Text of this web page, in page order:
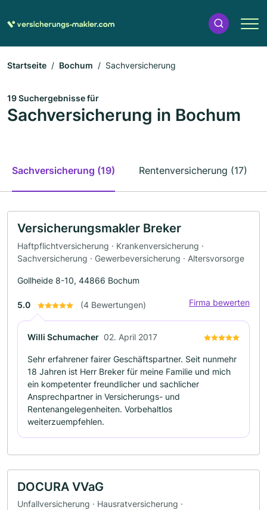
Startseite Bochum Sachversicherung
19 Suchergebnisse für
Sachversicherung in Bochum
Sachversicherung (19) Rentenversicherung (17)
Versicherungsmakler Breker
Haftpflichtversicherung · Krankenversicherung ·
Sachversicherung · Gewerbeversicherung · Altersvorsorge
Gollheide 8-10, 44866 Bochum
5.0 (4 Bewertungen) Firma bewerten
Willi Schumacher 02. April 2017
Sehr erfahrener fairer Geschäftspartner. Seit nunmehr
18 Jahren ist Herr Breker für meine Familie und mich
ein kompetenter freundlicher und sachlicher
Ansprechpartner in Versicherungs- und
Rentenangelegenheiten. Vorbehaltlos
weiterzuempfehlen.
DOCURA VVaG
Unfallversicherung · Hausratversicherung ·